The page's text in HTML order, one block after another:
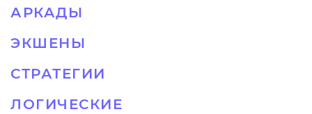
АРКАДЫ
ЭКШЕНЫ
СТРАТЕГИИ
ЛОГИЧЕСКИЕ